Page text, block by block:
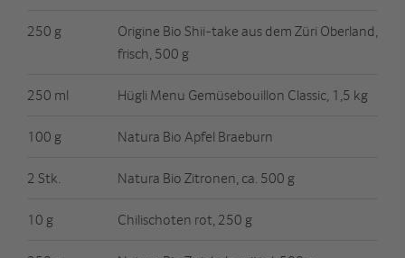
250 g
Origine Bio Shii-take aus dem Züri Oberland,
frisch, 500 g
250 ml Hügli Menu Gemüsebouillon Classic, 1,5 kg
100 g Natura Bio Apfel Braeburn
2 Stk. Natura Bio Zitronen, ca. 500 g
10 g Chilischoten rot, 250 g